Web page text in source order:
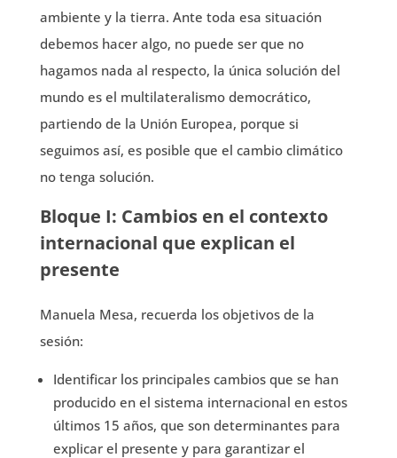
ambiente y la tierra. Ante toda esa situación
debemos hacer algo, no puede ser que no
hagamos nada al respecto, la única solución del
mundo es el multilateralismo democrático,
partiendo de la Unión Europea, porque si
seguimos así, es posible que el cambio climático
no tenga solución.
Bloque I: Cambios en el contexto
internacional que explican el
presente
Manuela Mesa, recuerda los objetivos de la
sesión:
Identificar los principales cambios que se han
producido en el sistema internacional en estos
últimos 15 años, que son determinantes para
explicar el presente y para garantizar el